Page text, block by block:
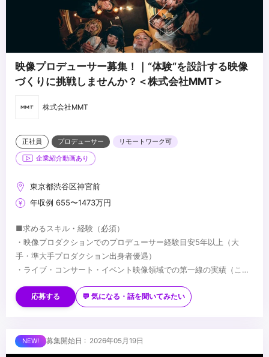
映像プロデューサー募集！｜“体験“を設計する映像
づくりに挑戦しませんか？＜株式会社MMT＞
株式会社MMT
正社員 プロデューサー
リモートワーク可
企業紹介動画あり
東京都渋谷区神宮前
年収例 655〜1473万円
■求めるスキル・経験（必須）
・映像プロダクションでのプロデューサー経験目安5年以上（大
手・準大手プロダクション出身者優遇）
・ライブ・コンサート・イベント映像領域での第一線の実績（この
・営業同席から企画・提案・受注までを一貫して担当した経験
・プランニング力・折衝力・チームマネジメント力の高さ
・英語でのビジネスコミュニケーション能力
・海外プロジェクトの企画・実行経験
・「自分はライブで生きる」と決めている方——広告・CMが主戦
場ではなく、ライブ・音楽体験を仕事の核に置いている方
応募する 💬 気になる・話を聞いてみたい
募集開始日 : 2026年05月19日